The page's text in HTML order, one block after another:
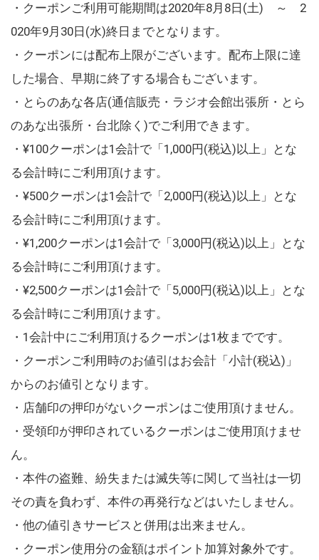
・クーポンご利用可能期間は2020年8月8日(土) ～ 2
020年9月30日(水)終日までとなります。
・クーポンには配布上限がございます。配布上限に達
した場合、早期に終了する場合もございます。
・とらのあな各店(通信販売・ラジオ会館出張所・とら
のあな出張所・台北除く)でご利用できます。
・¥100クーポンは1会計で「1,000円(税込)以上」とな
る会計時にご利用頂けます。
・¥500クーポンは1会計で「2,000円(税込)以上」とな
る会計時にご利用頂けます。
・¥1,200クーポンは1会計で「3,000円(税込)以上」とな
る会計時にご利用頂けます。
・¥2,500クーポンは1会計で「5,000円(税込)以上」とな
る会計時にご利用頂けます。
・1会計中にご利用頂けるクーポンは1枚までです。
・クーポンご利用時のお値引はお会計「小計(税込)」
からのお値引となります。
・店舗印の押印がないクーポンはご使用頂けません。
・受領印が押印されているクーポンはご使用頂けませ
ん。
・本件の盗難、紛失または滅失等に関して当社は一切
その責を負わず、本件の再発行などはいたしません。
・他の値引きサービスと併用は出来ません。
・クーポン使用分の金額はポイント加算対象外です。